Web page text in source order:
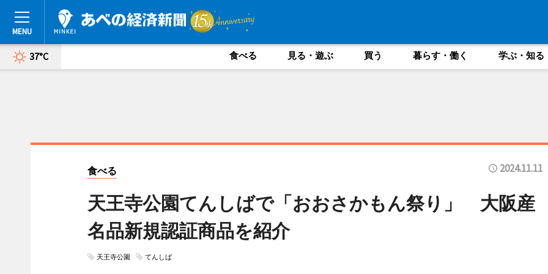
37°C 食べる 見る・遊ぶ 買う 暮らす・働く 学ぶ・知る
食べる 2024.11.11
天王寺公園てんしばで「おおさかもん祭り」 大阪産
名品新規認証商品を紹介
天王寺公園 てんしば